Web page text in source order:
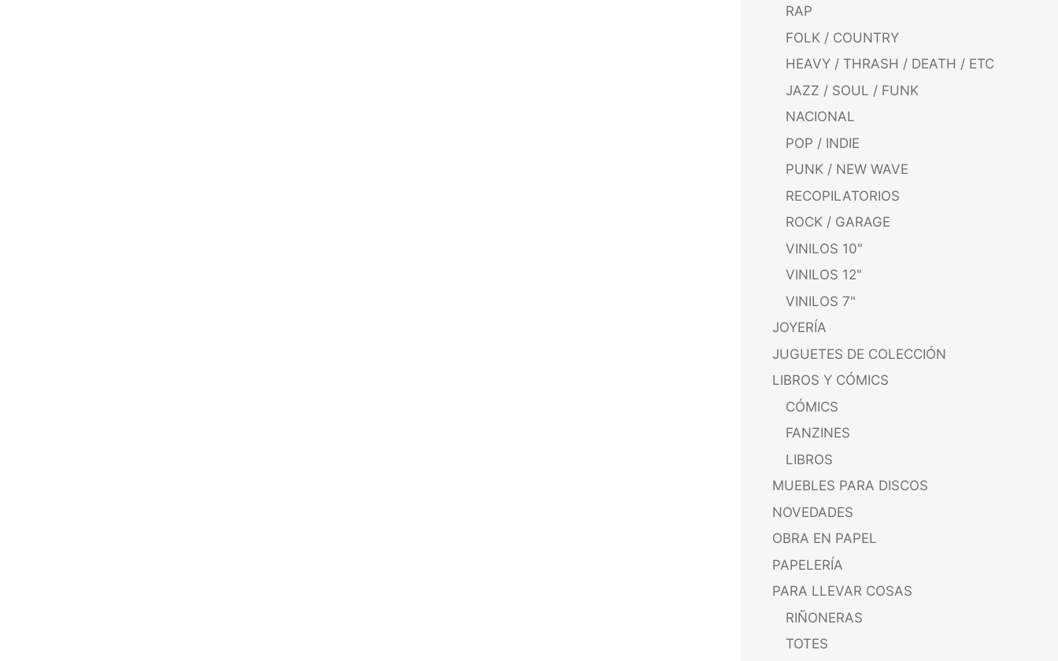
RAP
FOLK / COUNTRY
HEAVY / THRASH / DEATH / ETC
JAZZ / SOUL / FUNK
NACIONAL
POP / INDIE
PUNK / NEW WAVE
RECOPILATORIOS
ROCK / GARAGE
VINILOS 10"
VINILOS 12"
VINILOS 7"
JOYERÍA
JUGUETES DE COLECCIÓN
LIBROS Y CÓMICS
CÓMICS
FANZINES
LIBROS
MUEBLES PARA DISCOS
NOVEDADES
OBRA EN PAPEL
PAPELERÍA
PARA LLEVAR COSAS
RIÑONERAS
TOTES